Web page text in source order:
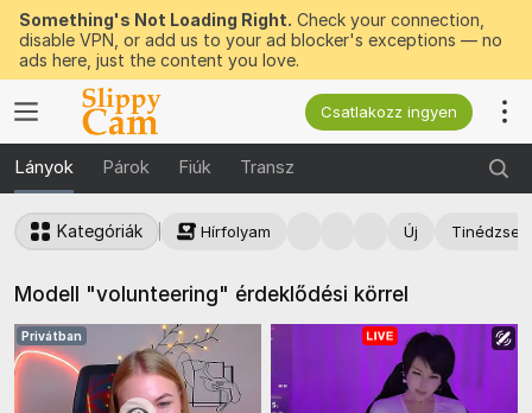
Something's Not Loading Right. Check your connection,
disable VPN, or add us to your ad blocker's exceptions — no
ads here, just the content you love.
Csatlakozz ingyen
Lányok Párok Fiúk Transz
Kategóriák Hírfolyam Új Tinédzser
Modell "volunteering" érdeklődési körrel
Privátban